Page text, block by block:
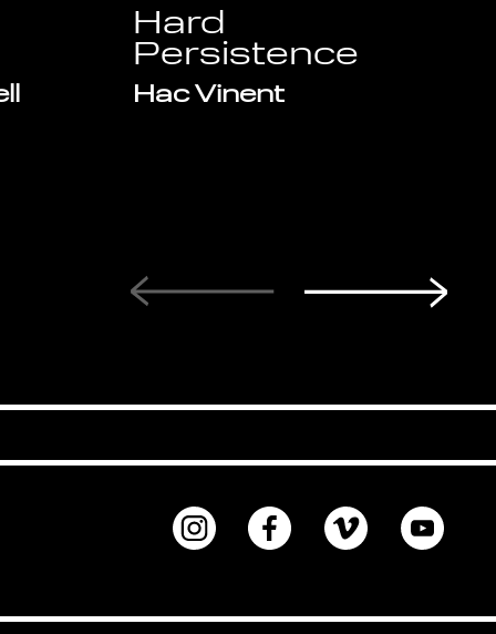
Hard
Persistence
Hac Vinent
InstagramFacebookVimeo